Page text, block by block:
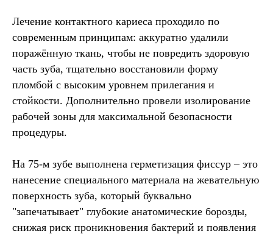
Лечение контактного кариеса проходило по
современным принципам: аккуратно удалили
поражённую ткань, чтобы не повредить здоровую
часть зуба, тщательно восстановили форму
пломбой с высоким уровнем прилегания и
стойкости. Дополнительно провели изолирование
рабочей зоны для максимальной безопасности
процедуры.
На 75-м зубе выполнена герметизация фиссур – это
нанесение специального материала на жевательную
поверхность зуба, который буквально
"запечатывает" глубокие анатомические борозды,
снижая риск проникновения бактерий и появления